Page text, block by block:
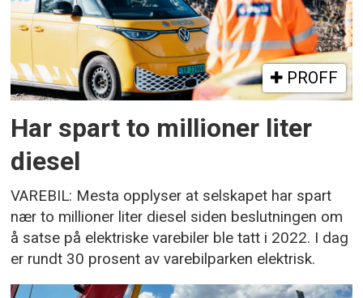
PROFF
Har spart to millioner liter
diesel
VAREBIL: Mesta opplyser at selskapet har spart
nær to millioner liter diesel siden beslutningen om
å satse på elektriske varebiler ble tatt i 2022. I dag
er rundt 30 prosent av varebilparken elektrisk.